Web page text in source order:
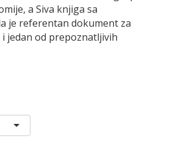
a Siva knjiga sa
je referentan dokument za
jedan od prepoznatljivih